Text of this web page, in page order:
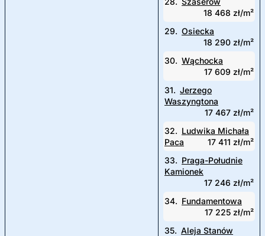
18 468 zł/m²
29. Osiecka
18 290 zł/m²
30. Wąchocka
17 609 zł/m²
31. Jerzego
Waszyngtona
17 467 zł/m²
32. Ludwika Michała
Paca
17 411 zł/m²
33. Praga-Południe
Kamionek
17 246 zł/m²
34. Fundamentowa
17 225 zł/m²
35. Aleja Stanów